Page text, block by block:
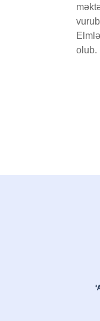
olub.